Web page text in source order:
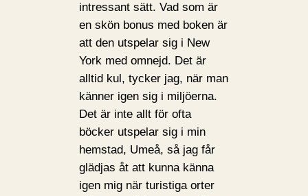
intressant sätt. Vad som är
en skön bonus med boken är
att den utspelar sig i New
York med omnejd. Det är
alltid kul, tycker jag, när man
känner igen sig i miljöerna.
Det är inte allt för ofta
böcker utspelar sig i min
hemstad, Umeå, så jag får
glädjas åt att kunna känna
igen mig när turistiga orter